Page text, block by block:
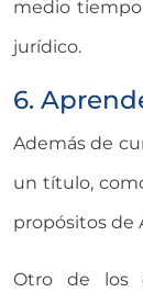
medio
jurídico.
6.
Además de
un título,
propósitos de
Otro de los